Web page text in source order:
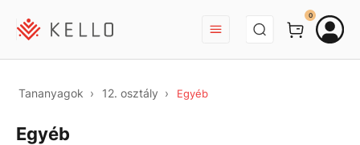
BEJELENTKEZÉS
0
Tananyagok 12. osztály Egyéb
Egyéb